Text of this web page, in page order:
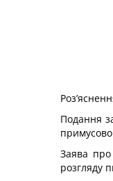
Подання
Заява про
розгляду